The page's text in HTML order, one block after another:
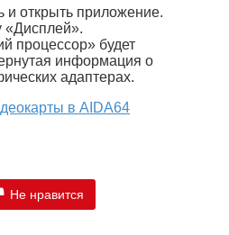
и открыть приложение.
«Дисплей».
процессор» будет
информация о
адаптерах.
Не нравится